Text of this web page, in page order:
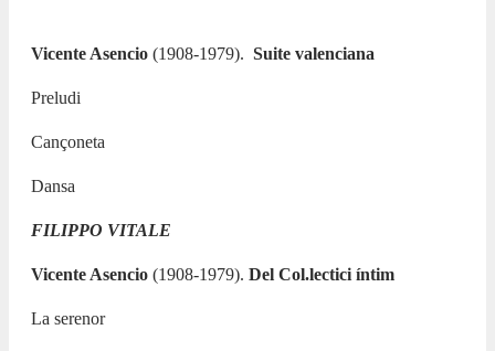
Vicente Asencio (1908-1979). Suite valenciana
Preludi
Cançoneta
Dansa
FILIPPO VITALE
Vicente Asencio (1908-1979). Del Col.lectici íntim
La serenor